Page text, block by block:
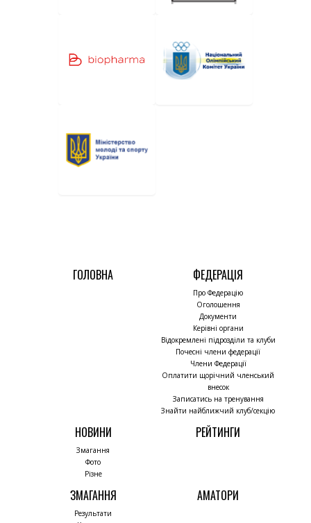
ГОЛОВНА ФЕДЕРАЦІЯ
Про Федерацію
Оголошення
Документи
Керівні органи
Відокремлені підрозділи та клуби
Почесні члени федерації
Члени Федерації
Оплатити щорічний членський
внесок
Записатись на тренування
Знайти найближчий клуб/секцію
НОВИНИ
Змагання
Фото
Різне
РЕЙТИНГИ
ЗМАГАННЯ
Результати
АМАТОРИ